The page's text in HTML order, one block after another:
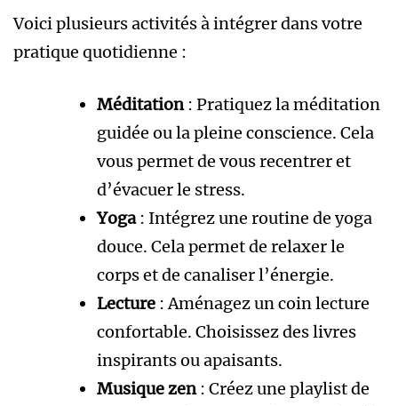
Voici plusieurs activités à intégrer dans votre
pratique quotidienne :
Méditation: Pratiquez la méditation
guidée ou la pleine conscience. Cela
vous permet de vous recentrer et
d’évacuer le stress.
Yoga: Intégrez une routine de yoga
douce. Cela permet de relaxer le
corps et de canaliser l’énergie.
Lecture : Aménagez un coin lecture
confortable. Choisissez des livres
inspirants ou apaisants.
Musique zen: Créez une playlist de